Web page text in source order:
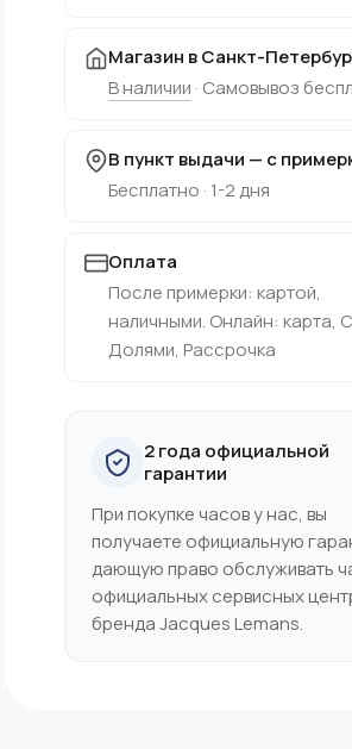
Магазин в Санкт-
В наличии · Самовывоз
В пункт выдачи — с
Бесплатно · 1-2 дня
Оплата
После примерки: картой,
наличными. Онлайн: карта,
Долями, Рассрочка
2 года официальной
гарантии
При покупке часов у нас, вы
получаете официальную
дающую право обслуживать
официальных сервисных
бренда Jacques Lemans.